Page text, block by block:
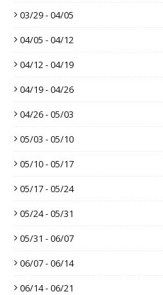
03/29 - 04/05
04/05 - 04/12
04/12 - 04/19
04/19 - 04/26
04/26 - 05/03
05/03 - 05/10
05/10 - 05/17
05/17 - 05/24
05/24 - 05/31
05/31 - 06/07
06/07 - 06/14
06/14 - 06/21